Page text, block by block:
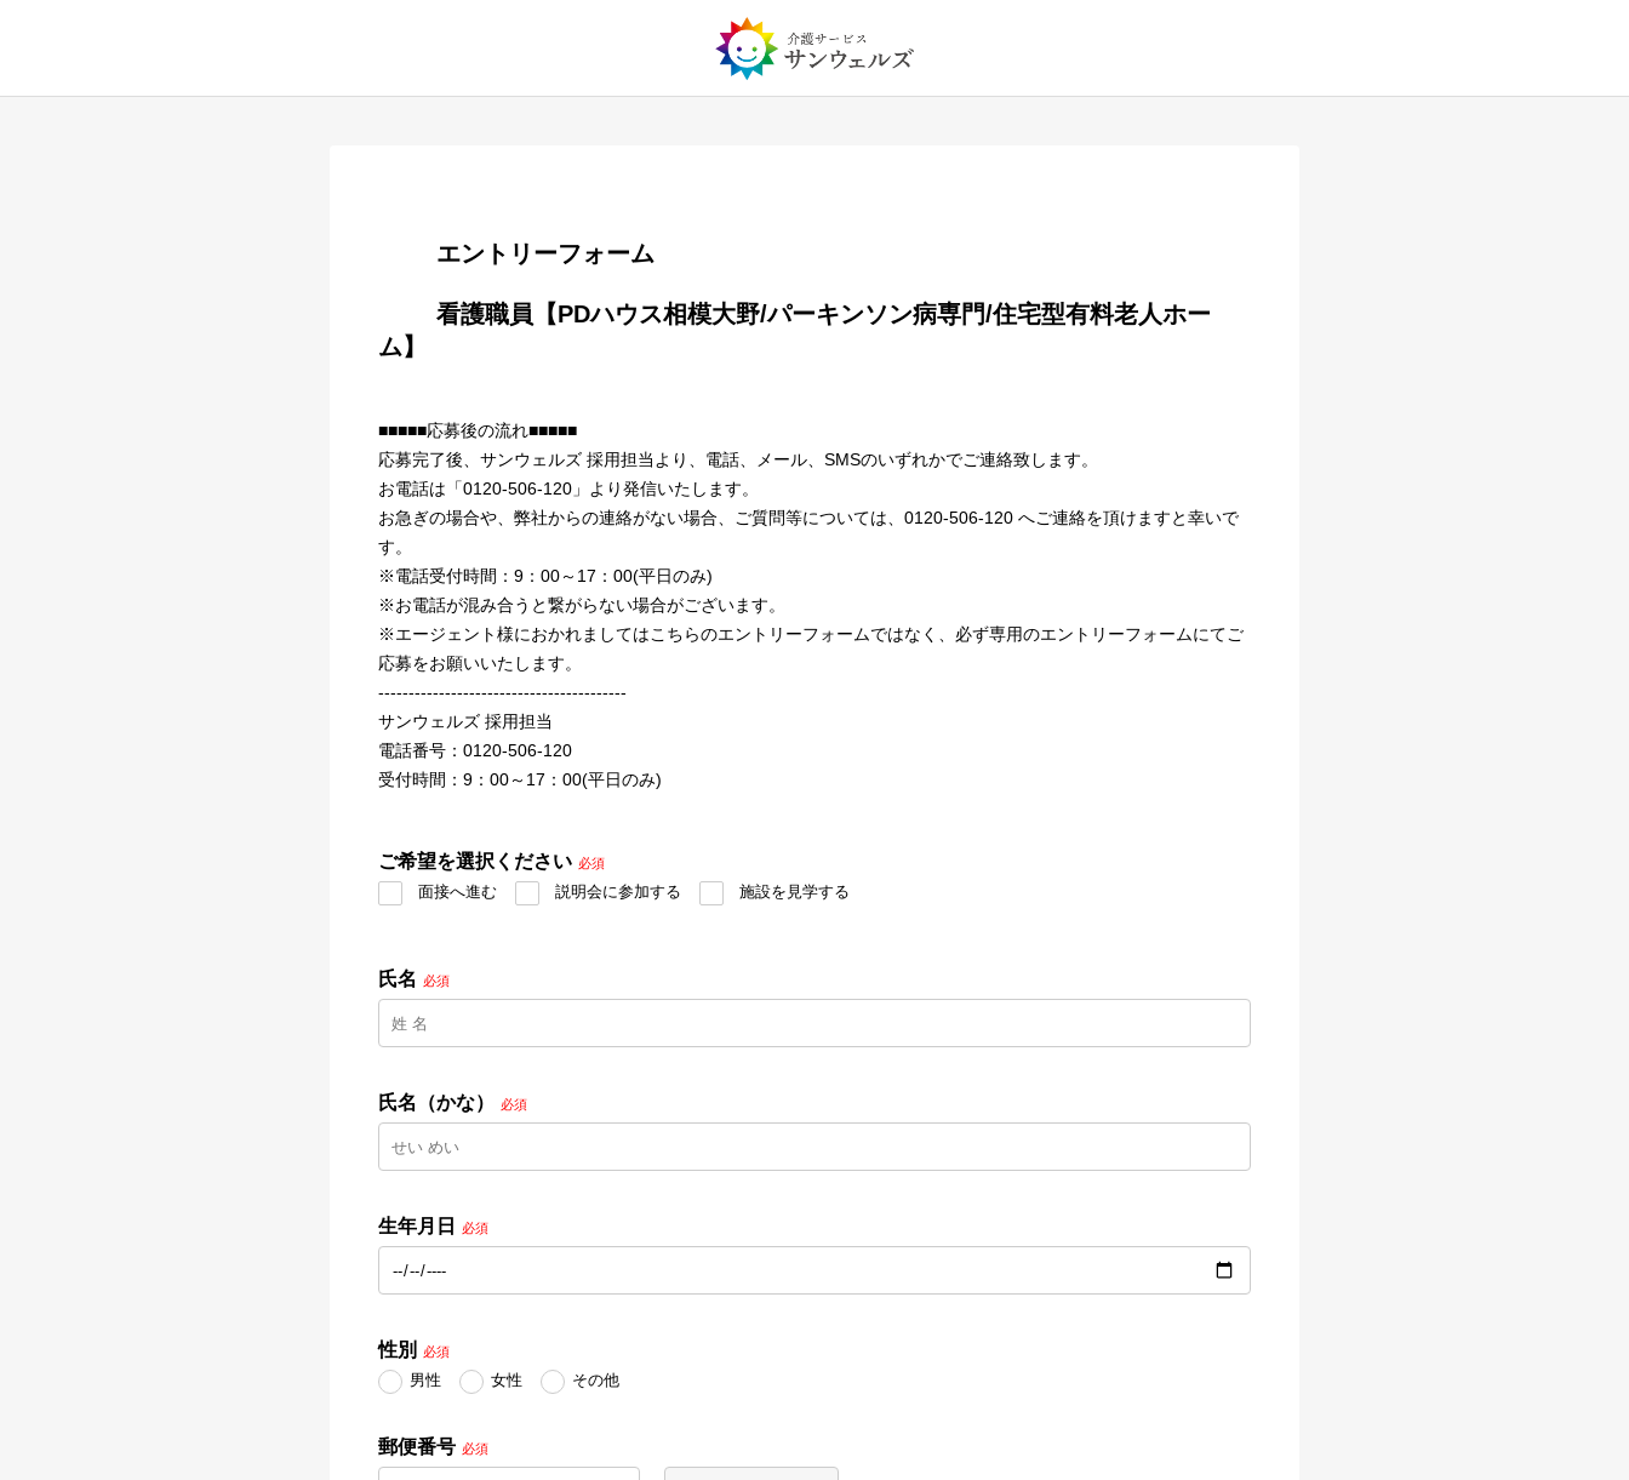
        エントリーフォーム
ム】
■■■■■応募後の流れ■■■■■
応募完了後、サンウェルズ 採用担当より、電話、メール、SMSのいずれかでご連絡致します。
お電話は「0120-506-120」より発信いたします。
お急ぎの場合や、弊社からの連絡がない場合、ご質問等については、0120-506-120 へご連絡を頂けますと幸いで
す。
※電話受付時間：9：00～17：00(平日のみ)
※お電話が混み合うと繋がらない場合がございます。
※エージェント様におかれましてはこちらのエントリーフォームではなく、必ず専用のエントリーフォームにてご
応募をお願いいたします。
-----------------------------------------
サンウェルズ 採用担当
電話番号：0120-506-120
受付時間：9：00～17：00(平日のみ)
ご希望を選択ください 必須
面接へ進む 説明会に参加する 施設を見学する
氏名 必須
氏名（かな） 必須
生年月日 必須
性別 必須
男性 女性 その他
郵便番号 必須